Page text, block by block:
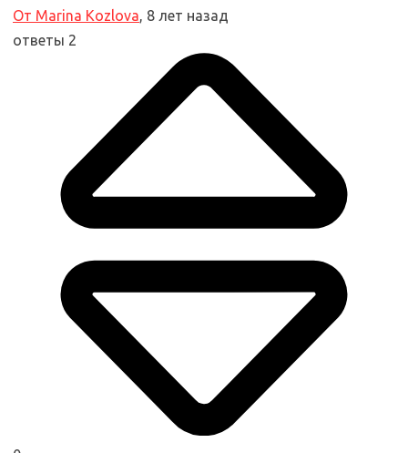
От Marina Kozlova, 8 лет назад
ответы 2